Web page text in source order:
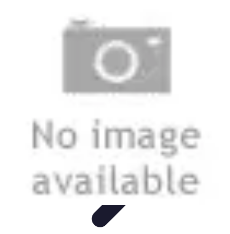
Rinnovamento SpaziCreatività